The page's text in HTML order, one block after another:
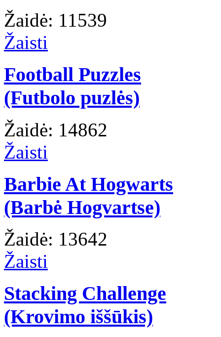
Žaidė: 11539
Žaisti
Football Puzzles
(Futbolo puzlės)
Žaidė: 14862
Žaisti
Barbie At Hogwarts
(Barbė Hogvartse)
Žaidė: 13642
Žaisti
Stacking Challenge
(Krovimo iššūkis)